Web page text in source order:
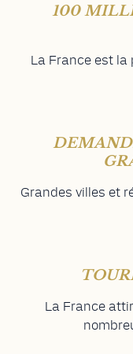
100
La France est
Grandes villes et
La France